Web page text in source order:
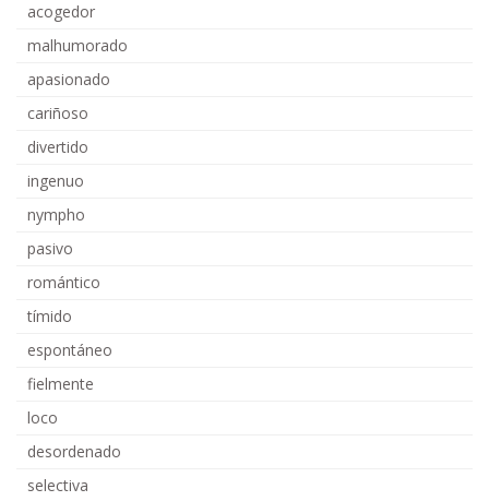
acogedor
malhumorado
apasionado
cariñoso
divertido
ingenuo
nympho
pasivo
romántico
tímido
espontáneo
fielmente
loco
desordenado
selectiva